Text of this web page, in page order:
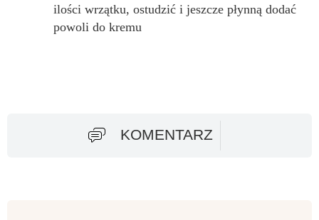
ilości wrzątku, ostudzić i jeszcze płynną dodać
powoli do kremu
KOMENTARZ